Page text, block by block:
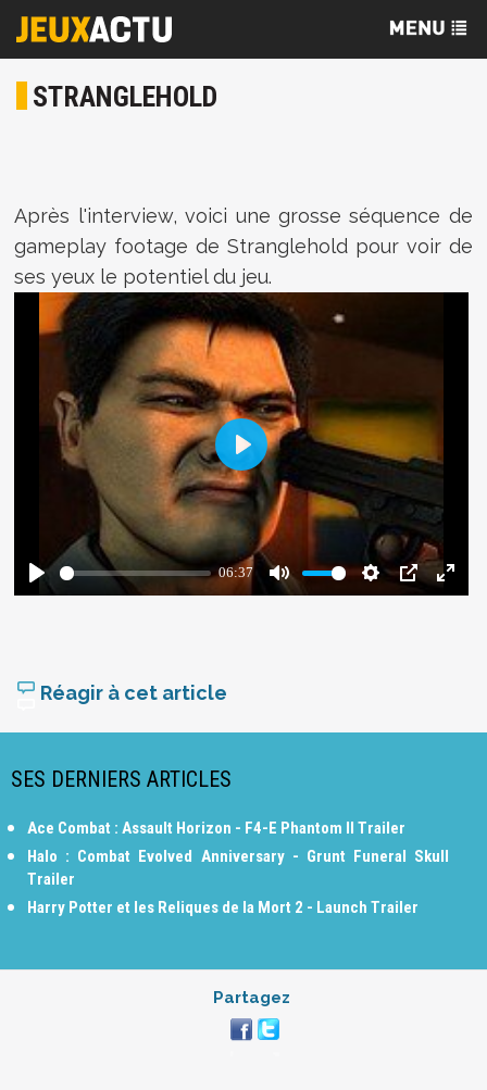
STRANGLEHOLD
Après l'interview, voici une grosse séquence de
gameplay footage de Stranglehold pour voir de
ses yeux le potentiel du jeu.
Réagir à cet article
SES DERNIERS ARTICLES
Ace Combat : Assault Horizon - F4-E Phantom II Trailer
Halo : Combat Evolved Anniversary - Grunt Funeral Skull
Trailer
Harry Potter et les Reliques de la Mort 2 - Launch Trailer
Partagez